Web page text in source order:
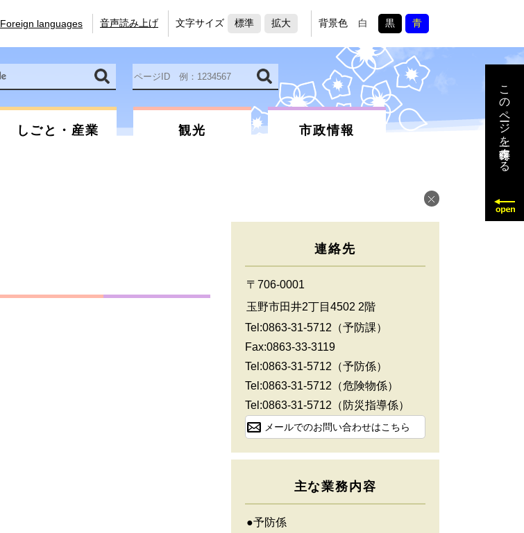
Foreign languages 音声読み上げ 文字サイズ 標準 拡大 背景色 白 黒 青
ID
を
しごと・産業 観光 市政情報 このページを一時保存する
連絡先
〒706-0001
玉野市田井2丁目4502 2階
Tel:0863-31-5712（予防課）
Fax:0863-33-3119
Tel:0863-31-5712 （予防係）
Tel:0863-31-5712 （危険物係）
Tel:0863-31-5712 （防災指導係）
メールでのお問い合わせはこちら
主な業務内容
●予防係